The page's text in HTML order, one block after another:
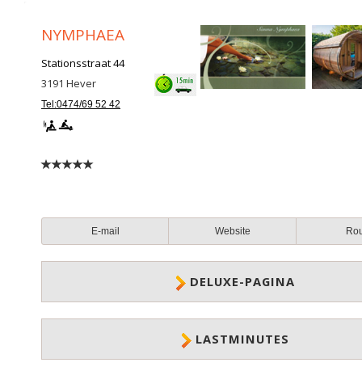
NYMPHAEA
Stationsstraat 44
3191 Hever
Tel:0474/69 52 42
E-mail Website
DELUXE-PAGINA
LASTMINUTES